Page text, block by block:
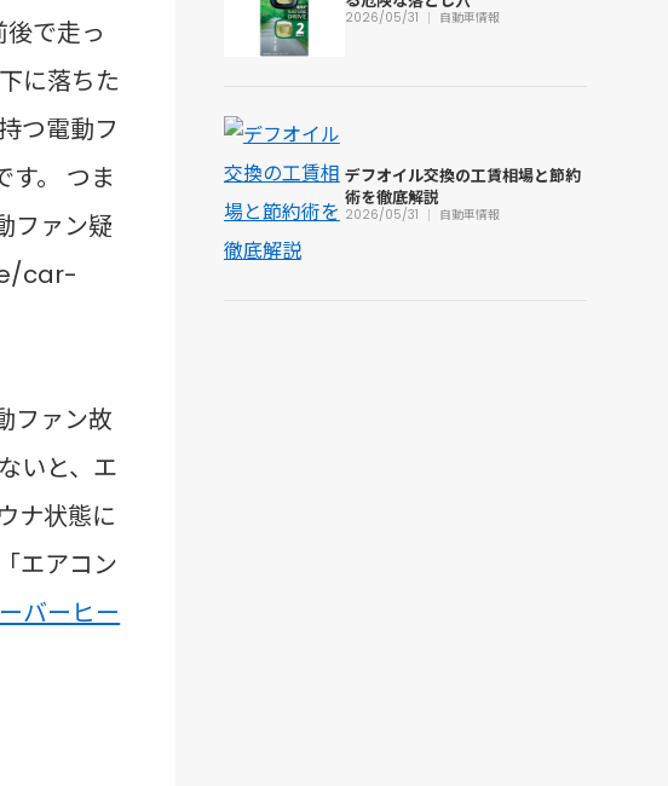
で走っ
に落ちた
つ電動フ
す。 つま
ファン疑
car-
ファン故
いと、エ
ナ状態に
エアコン
バーヒー
2026/05/31 自動車情報
デフオイル交換の工賃相場と節約
術を徹底解説
2026/05/31 自動車情報